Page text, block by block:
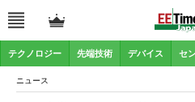
テクノロジー 先端技術 デバイス セ
ニュース